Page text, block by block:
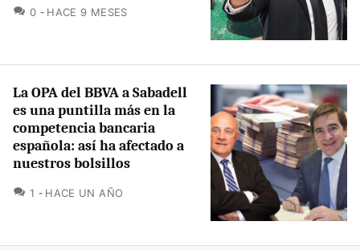
0 COMENTARIOS
HACE 9 MESES
La OPA del BBVA a Sabadell
es una puntilla más en la
competencia bancaria
española: así ha afectado a
nuestros bolsillos
1 COMENTARIOS
HACE UN AÑO